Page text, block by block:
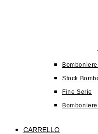
Stock
Fine Serie
CARRELLO